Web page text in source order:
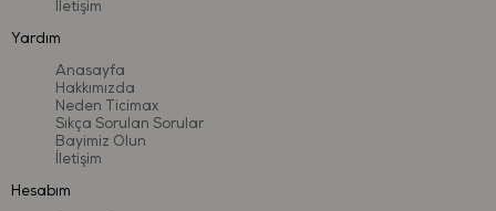
İletişim
Yardım
Anasayfa
Hakkımızda
Neden Ticimax
Sıkça Sorulan Sorular
Bayimiz Olun
İletişim
Hesabım